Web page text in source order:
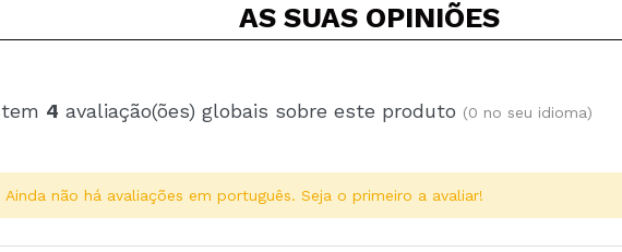
AS SUAS OPINIÕES
4 avaliação(ões) globais sobre este produto (0 no seu idioma)
Ainda não há avaliações em português. Seja o primeiro a avaliar!